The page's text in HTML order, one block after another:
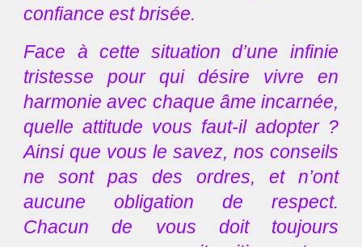
confiance est brisée.
Face à cette situation d’une infinie
tristesse pour qui désire vivre en
harmonie avec chaque âme incarnée,
quelle attitude vous faut-il adopter ?
Ainsi que vous le savez, nos conseils
ne sont pas des ordres, et n’ont
aucune obligation de respect.
Chacun de vous doit toujours